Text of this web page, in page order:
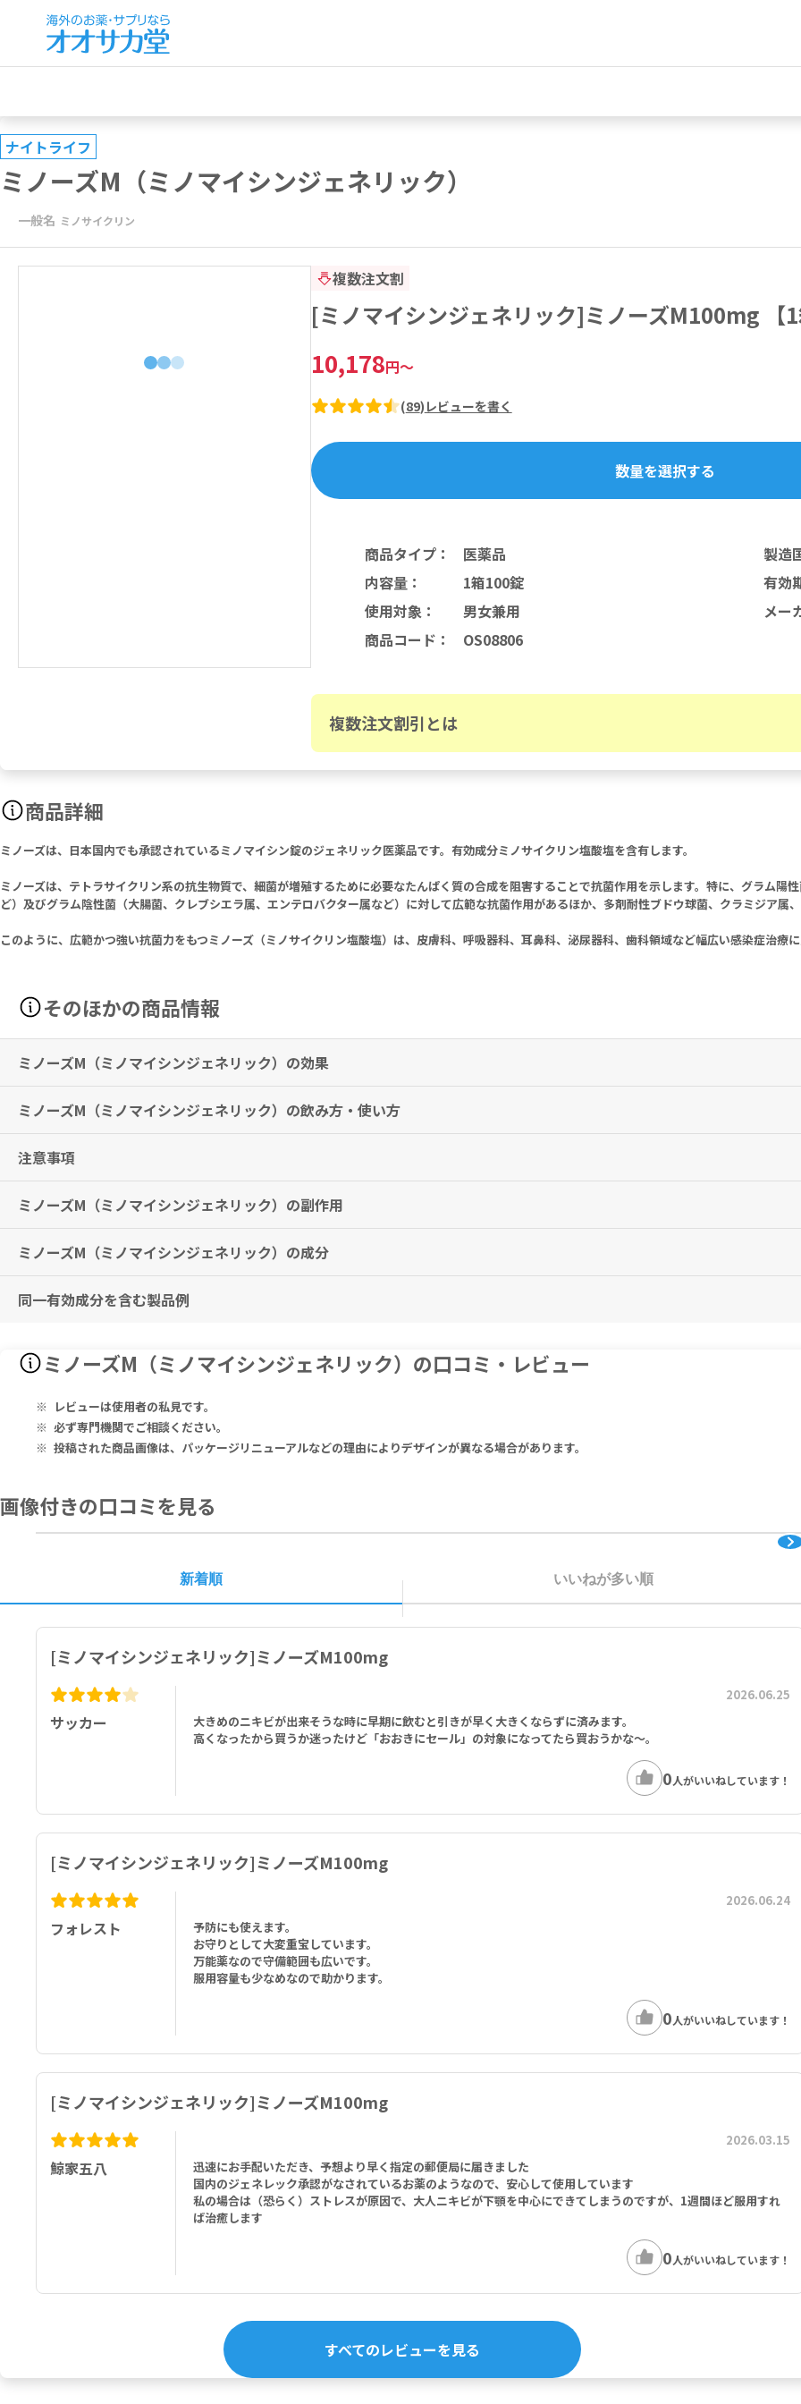
ナイトライフ
ミノーズM（ミノマイシンジェネリック）
一般名 ミノサイクリン
複数注文割
[ミノマイシンジェネリック]ミノーズM100mg 【1
10,178円～
(89) レビューを書く
数量を選択する
商品タイプ：
医薬品
内容量：
1箱100錠
使用対象：
男女兼用
商品コード ： OS08806
製造
有効
メー
複数注文割引とは
商品詳細
ミノーズは、日本国内でも承認されているミノマイシン錠のジェネリック医薬品です。有効成分ミノサイクリン塩酸塩を含有します。
ミノーズは、テトラサイクリン系の抗生物質で、細菌が増殖するために必要なたんぱく質の合成を阻害することで抗菌作用を示します。特に、グラム陽
ど）及びグラム陰性菌（大腸菌、クレブシエラ属、エンテロバクター属など）に対して広範な抗菌作用があるほか、多剤耐性ブドウ球菌、クラミジア属
このように、広範かつ強い抗菌力をもつミノーズ（ミノサイクリン塩酸塩）は、皮膚科、呼吸器科、耳鼻科、泌尿器科、歯科領域など幅広い感染症治療に
そのほかの商品情報
ミノーズM（ミノマイシンジェネリック）の効果
適応菌種
適応症
表在性皮膚感染症、深在性皮膚感染症、リンパ管・リンパ節炎、慢性膿皮症、外傷・熱傷及び手術創等の二次感染、乳腺炎、骨髄炎、咽頭・喉頭炎
肺炎、肺膿瘍、慢性呼吸器病変の二次感染、膀胱炎、腎盂腎炎、前立腺炎（急性症、慢性症）、精巣上体炎（副睾丸炎）、尿道炎、淋菌感染症、梅
子宮内感染、涙嚢炎、麦粒腫、外耳炎、中耳炎、副鼻腔炎、化膿性唾液腺炎、歯周組織炎、歯冠周囲炎、上顎洞炎、顎炎、炭疽、つつが虫病、オウ
ミノーズM（ミノマイシンジェネリック）の飲み方・使い方
通常成人は初回投与量をミノサイクリンとして、100～200mg（1～2錠）とし、以後12時間ごとあるいは24時間ごとにミノサイクリンとして
注意事項
飲み忘れに気付いた際は、思い出したときすぐに服用してください。ただし、次の服用時間が近いときは忘れた分は服用しないでください。
自分の判断で中止せずに医師の指示どおり服用してください。
胃薬（アルミニウム、マグネシウム含有制酸剤）や鉄剤、カルシウム含有製剤と同時に服用すると効き目が弱くなるので、2～4時間ずらして服用し
多めの水で服用してください。特に寝る前の服用には注意してください。
本剤の服用中に尿が黄褐色～茶褐色、緑、青に変色することがありますが、心配は要りません。
テトラサイクリン系薬剤に対し過敏症の既往歴のある方
ミノーズM（ミノマイシンジェネリック）の副作用
ショック、アナフィラキシー、全身性紅斑性狼瘡（SLE）様症状の増悪、結節性多発動脈炎、顕微鏡的多発血管炎、自己免疫性肝炎、中毒性表皮
ミノーズM（ミノマイシンジェネリック）の成分
Minocycline Hydrochloride 100mg
同一有効成分を含む製品例
ミノーズM（ミノマイシンジェネリック）の口コミ・レビュー
レビューは使用者の私見です。
必ず専門機関でご相談ください。
投稿された商品画像は、パッケージリニューアルなどの理由によりデザインが異なる場合があります。
画像付きの口コミを見る
新着順 いいねが多い順
[ミノマイシンジェネリック]ミノーズM100mg
サッカー
2026.06.25
大きめのニキビが出来そうな時に早期に飲むと引きが早く大きくならずに済みます。
高くなったから買うか迷ったけど「おおきにセール」の対象になってたら買おうかな～。
0人がいいねしています！
[ミノマイシンジェネリック]ミノーズM100mg
フォレスト
2026.06.24
予防にも使えます。
お守りとして大変重宝しています。
万能薬なので守備範囲も広いです。
服用容量も少なめなので助かります。
0人がいいねしています！
[ミノマイシンジェネリック]ミノーズM100mg
鯨家五八
2026.03.15
迅速にお手配いただき、予想より早く指定の郵便局に届きました
国内のジェネレック承認がなされているお薬のようなので、安心して使用しています
私の場合は（恐らく）ストレスが原因で、大人ニキビが下顎を中心にできてしまうのですが、1週間ほど服用すれ
ば治癒します
0人がいいねしています！
すべてのレビューを見る